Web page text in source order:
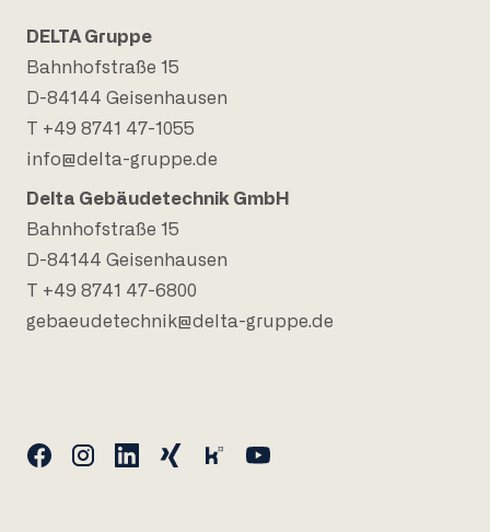
DELTA Gruppe
Bahnhofstraße 15
D-84144 Geisenhausen
T +49 8741 47-1055
info@delta-gruppe.de
Delta Gebäudetechnik GmbH
Bahnhofstraße 15
D-84144 Geisenhausen
T +49 8741 47-6800
gebaeudetechnik@delta-gruppe.de